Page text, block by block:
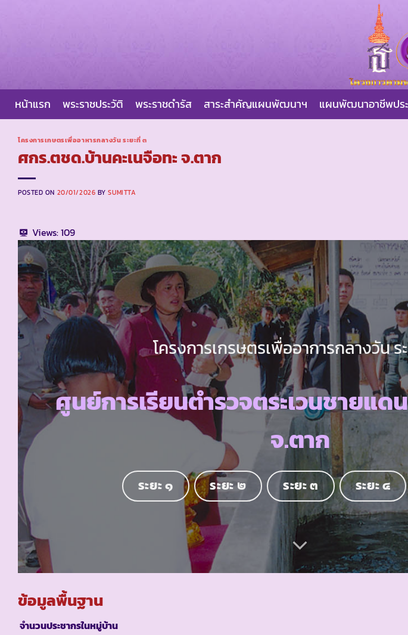
หน้าแรก พระราชประวัติ พระราชดำรัส สาระสำคัญแผนพัฒนาฯ แผนพัฒนาอาชีพปร
โครงการเกษตรเพื่ออาหารกลางวัน ระยะที่ ๓
ศกร.ตชด.บ้านคะเนจือทะ จ.ตาก
POSTED ON 20/01/2026 BYSUMITTA
Views:109
โครงการเกรษตรเพื่ออาการกลางวัน ร
ศูนย์การเรียนตำรวจตระเวนชายแด
จ.ตาก
ระยะ ๑ ระยะ ๒ ระยะ ๓ ระยะ ๔
ข้อมูลพื้นฐาน
จำนวนประชากรในหมู่บ้าน